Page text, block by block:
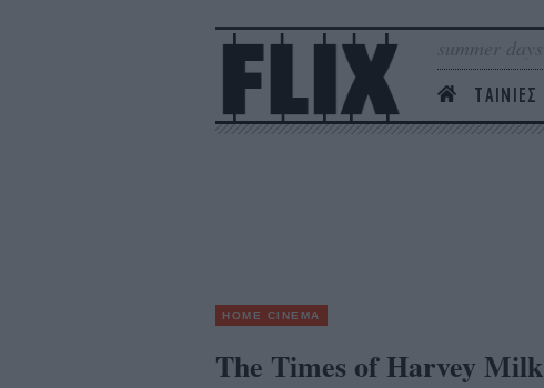
summer days
ΤΑΙΝΙΕΣ
HOME CINEMA
The Times of Harvey Milk